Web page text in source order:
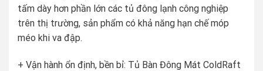
tấm dày hơn phần lớn các tủ đông lạnh công nghiệp
trên thị trường, sản phẩm có khả năng hạn chế móp
méo khi va đập.
+ Vận hành ổn định, bền bỉ: Tủ Bàn Đông Mát ColdRaft